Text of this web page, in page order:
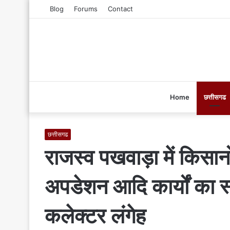
Blog Forums Contact
Home छत्तीसगढ
छत्तीसगढ
राजस्व पखवाड़ा में
अपडेशन आदि कार्यों का
कलेक्टर लंगेह